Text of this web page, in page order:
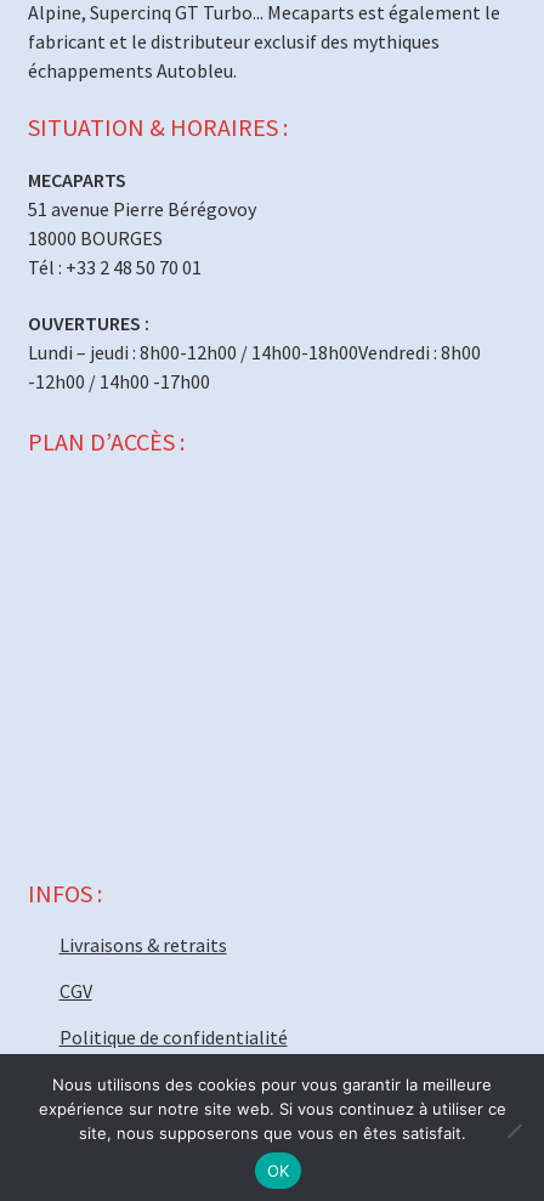
Nous serons fermé vendredi 31 Juillet pour deux semaines. Bonnes
vacances ! ré-ouverture Lundi 17 Août.
Alpine, Supercinq GT Turbo... Mecaparts est également le
fabricant et le distributeur exclusif des mythiques
échappements Autobleu.
SITUATION & HORAIRES :
MECAPARTS
51 avenue Pierre Bérégovoy
18000 BOURGES
Tél : +33 2 48 50 70 01
OUVERTURES :
Lundi – jeudi : 8h00-12h00 / 14h00-18h00Vendredi : 8h00
-12h00 / 14h00 -17h00
PLAN D’ACCÈS :
INFOS :
Livraisons & retraits
CGV
Politique de confidentialité
© MECAPARTS 2021 ~ création siteWeb18.net
Nous utilisons des cookies pour vous garantir la meilleure
expérience sur notre site web. Si vous continuez à utiliser ce
site, nous supposerons que vous en êtes satisfait.
OK